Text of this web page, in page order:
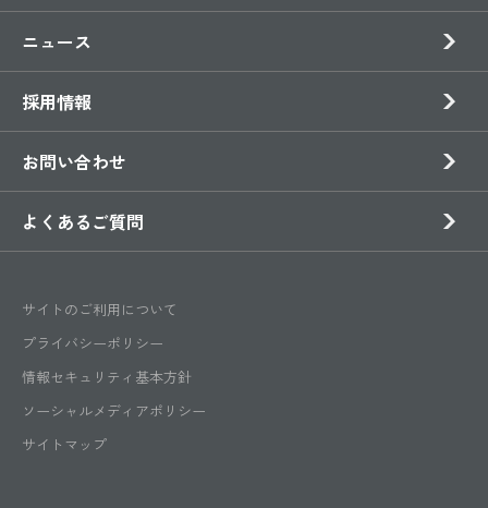
ニュース
採用情報
お問い合わせ
よくあるご質問
サイトのご利用について
プライバシーポリシー
情報セキュリティ基本方針
ソーシャルメディアポリシー
サイトマップ